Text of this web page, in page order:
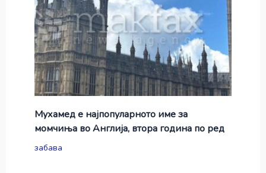
Мухамед е најпопуларното име за
момчиња во Англија, втора година по ред
забава